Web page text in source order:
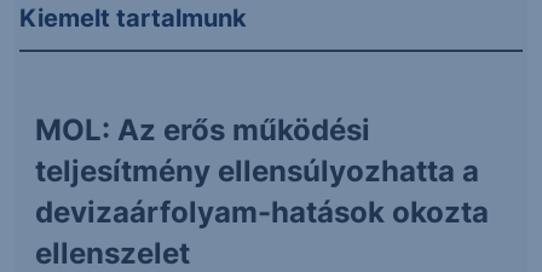
Kiemelt tartalmunk
MOL: Az erős működési
teljesítmény ellensúlyozhatta a
devizaárfolyam-hatások okozta
ellenszelet